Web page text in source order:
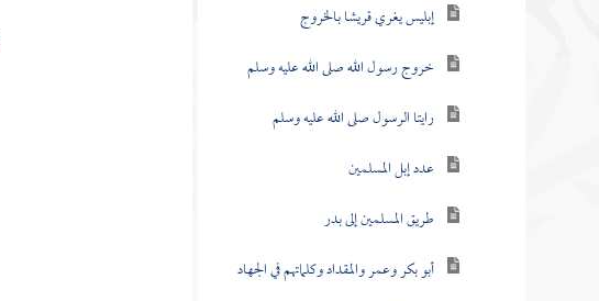
إبليس يغري قريشا بالخروج
خروج رسول الله صلى الله عليه وسلم
رايتا الرسول صلى الله عليه وسلم
عدد إبل المسلمين
طريق المسلمين إلى بدر
أبو بكر وعمر والمقداد وكلماتهم في الجهاد